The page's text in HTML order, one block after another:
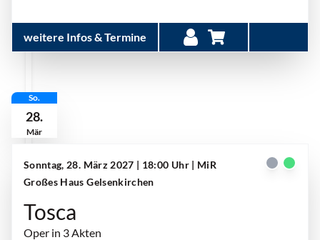
weitere Infos & Termine
So.
28.
Mär
Sonntag, 28. März 2027 | 18:00 Uhr | MiR
Großes Haus Gelsenkirchen
Tosca
Oper in 3 Akten